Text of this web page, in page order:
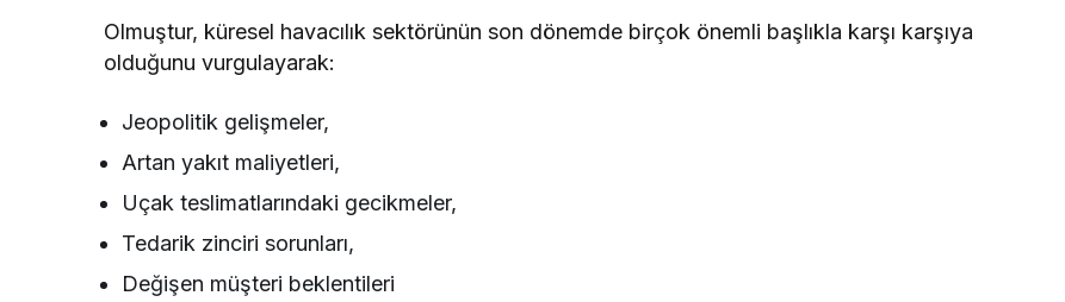
Olmuştur, küresel havacılık sektörünün son dönemde birçok önemli başlıkla karşı karşıya
olduğunu vurgulayarak:
Jeopolitik gelişmeler,
Artan yakıt maliyetleri,
Uçak teslimatlarındaki gecikmeler,
Tedarik zinciri sorunları,
Değişen müşteri beklentileri